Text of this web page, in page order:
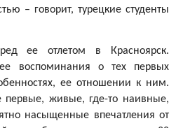
– говорит, турецкие студенты
ее отлетом в Красноярск.
воспоминания о тех первых
ее отношении к ним.
первые, живые, где-то наивные,
насыщенные впечатления от